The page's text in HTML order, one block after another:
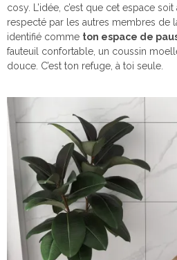
cosy. L’idée, c’est que cet espace soit
respecté par les autres membres de
identifié comme ton espace de
fauteuil confortable, un coussin
douce. C’est ton refuge, à toi seule.